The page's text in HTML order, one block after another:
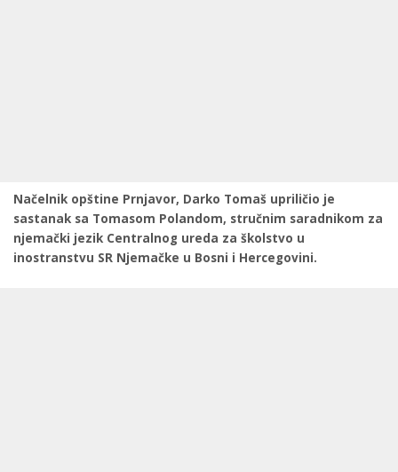
Načelnik opštine Prnjavor, Darko Tomaš upriličio je
sastanak sa Tomasom Polandom, stručnim saradnikom za
njemački jezik Centralnog ureda za školstvo u
inostranstvu SR Njemačke u Bosni i Hercegovini.